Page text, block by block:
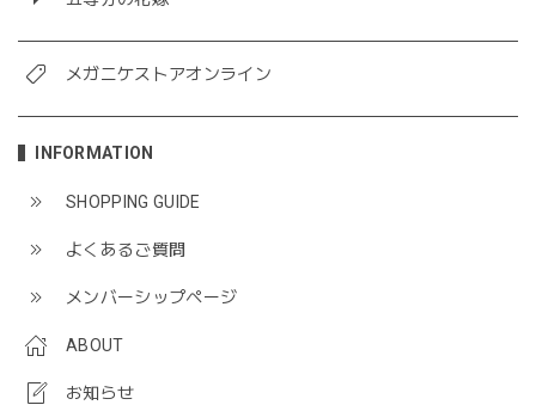
メガニケストアオンライン
INFORMATION
SHOPPING GUIDE
よくあるご質問
メンバーシップページ
ABOUT
お知らせ